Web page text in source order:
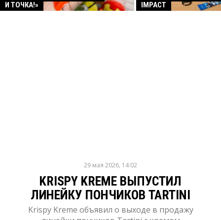
И ТОЧКА!»
IMPACT
29 мая 2026, 14:02
KRISPY KREME ВЫПУСТИЛ
ЛИНЕЙКУ ПОНЧИКОВ TARTINI
Krispy Kreme объявил о выходе в продажу